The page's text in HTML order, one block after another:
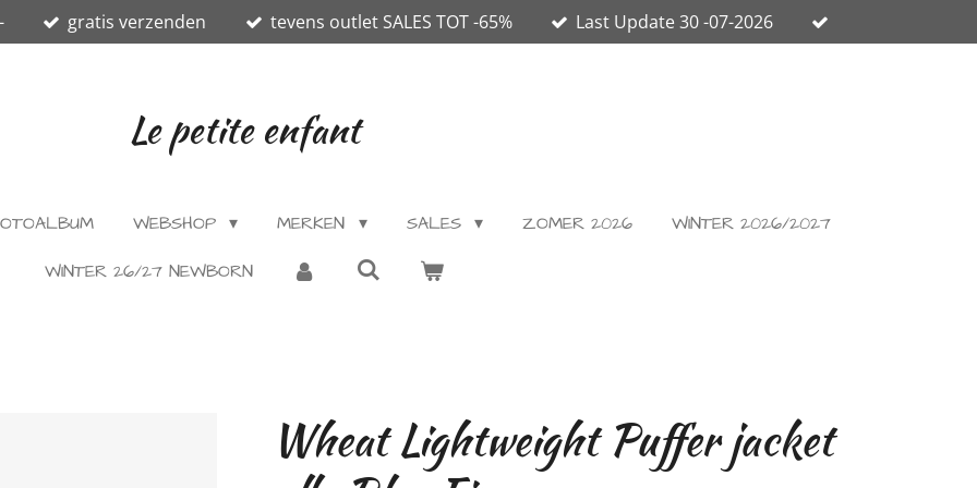
gratis verzenden tevens outlet SALES TOT -65% Last Update 30 -07-2026
Le petite enfant
WEBSHOP MERKEN SALES ZOMER 2026
WINTER 2026/2027
WINTER 26/27 NEWBORN
Wheat Lightweight Puffer jacket